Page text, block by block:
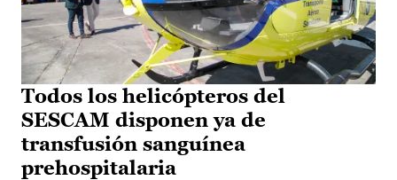
Todos los helicópteros del
SESCAM disponen ya de
transfusión sanguínea
prehospitalaria